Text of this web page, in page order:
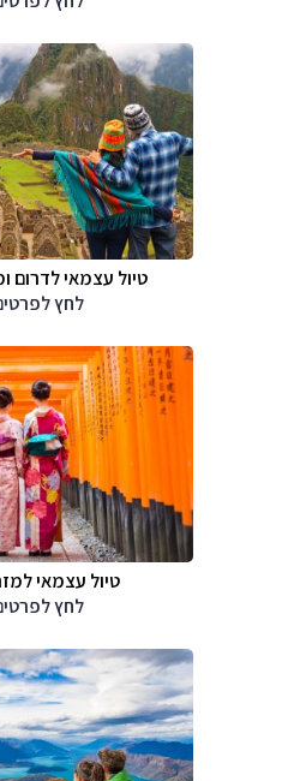
טיול עצמאי לדרום
לחץ
טיול עצמאי
לחץ